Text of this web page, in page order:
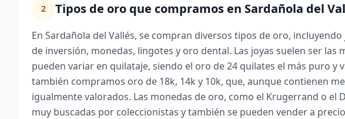
2 Tipos de oro que compramos en Sardañola del
En Sardañola del Vallés, se compran diversos tipos de oro,
de inversión, monedas, lingotes y oro dental. Las joyas suelen ser las
pueden variar en quilataje, siendo el oro de 24 quilates el más puro y
también compramos oro de 18k, 14k y 10k, que, aunque contienen
igualmente valorados. Las monedas de oro, como el Krugerrand o el
muy buscadas por coleccionistas y también se pueden vender a